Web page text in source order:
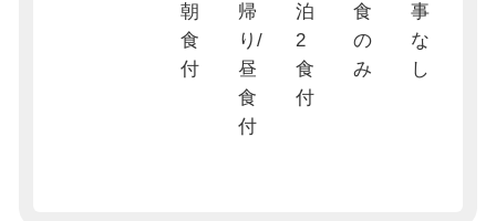
朝
食
付
帰
り/
昼
食
付
泊
2
食
付
食
の
み
事
な
し